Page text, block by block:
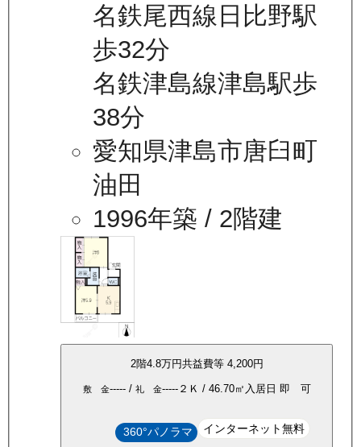
名鉄尾西線日比野駅
歩32分
名鉄津島線津島駅歩
38分
愛知県津島市唐臼町
油田
1996年築 / 2階建
2階4.8万円共益費等 4,200円
敷 金-----/ 礼 金-----２Ｋ / 46.70㎡ 入居日 即 可
360°パノラマ インターネット無料